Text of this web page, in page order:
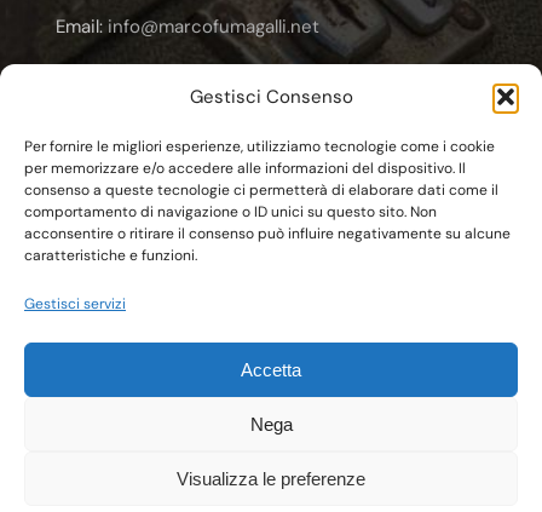
Gestisci Consenso
Per fornire le migliori esperienze, utilizziamo tecnologie come i cookie
per memorizzare e/o accedere alle informazioni del dispositivo. Il
consenso a queste tecnologie ci permetterà di elaborare dati come il
comportamento di navigazione o ID unici su questo sito. Non
acconsentire o ritirare il consenso può influire negativamente su alcune
caratteristiche e funzioni.
Gestisci servizi
Accetta
Nega
Visualizza le preferenze
Email: info@marcofumagalli.net
© Copyright 2011 - 2026 | C.F. FMGMCG62E20F704T